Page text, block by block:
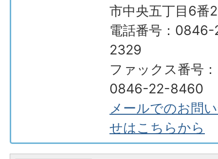
市中央五丁目6番
電話番号：
2329
ファックス番号：
0846-22-8460
メールでのお問
せはこちらから